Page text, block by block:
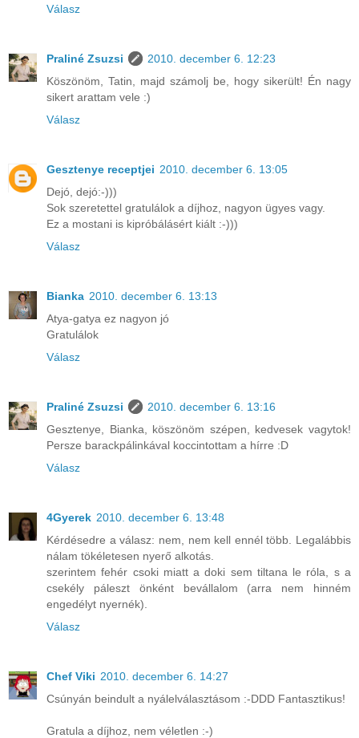
Válasz
Praliné Zsuzsi
2010. december 6. 12:23
Köszönöm, Tatin, majd számolj be, hogy sikerült! Én nagy
sikert arattam vele :)
Válasz
Gesztenye receptjei 2010. december 6. 13:05
Dejó, dejó:-)))
Sok szeretettel gratulálok a díjhoz, nagyon ügyes vagy.
Ez a mostani is kipróbálásért kiált :-)))
Válasz
Bianka 2010. december 6. 13:13
Atya-gatya ez nagyon jó
Gratulálok
Válasz
Praliné Zsuzsi
2010. december 6. 13:16
Gesztenye, Bianka, köszönöm szépen, kedvesek vagytok!
Persze barackpálinkával koccintottam a hírre :D
Válasz
4Gyerek 2010. december 6. 13:48
Kérdésedre a válasz: nem, nem kell ennél több. Legalábbis
nálam tökéletesen nyerő alkotás.
szerintem fehér csoki miatt a doki sem tiltana le róla, s a
csekély páleszt önként bevállalom (arra nem hinném
engedélyt nyernék).
Válasz
Chef Viki 2010. december 6. 14:27
Csúnyán beindult a nyálelválasztásom :-DDD Fantasztikus!
Gratula a díjhoz, nem véletlen :-)